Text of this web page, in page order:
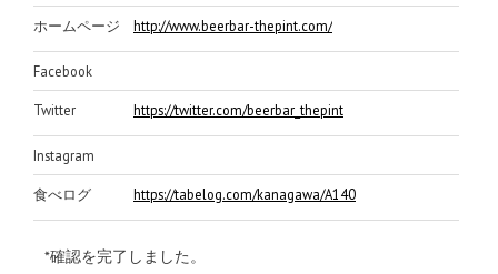
ホームページ http://www.beerbar-thepint.com/
Facebook
Twitter https://twitter.com/beerbar_thepint
Instagram
食べログ https://tabelog.com/kanagawa/A1405/A140504/14045093/
*確認を完了しました。